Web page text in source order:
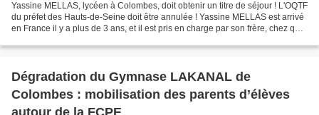
Yassine MELLAS, lycéen à Colombes, doit obtenir un titre de séjour ! L'OQTF
du préfet des Hauts-de-Seine doit être annulée ! Yassine MELLAS est arrivé
en France il y a plus de 3 ans, et il est pris en charge par son frère, chez qui
Dégradation du Gymnase LAKANAL de
Colombes : mobilisation des parents d’élèves